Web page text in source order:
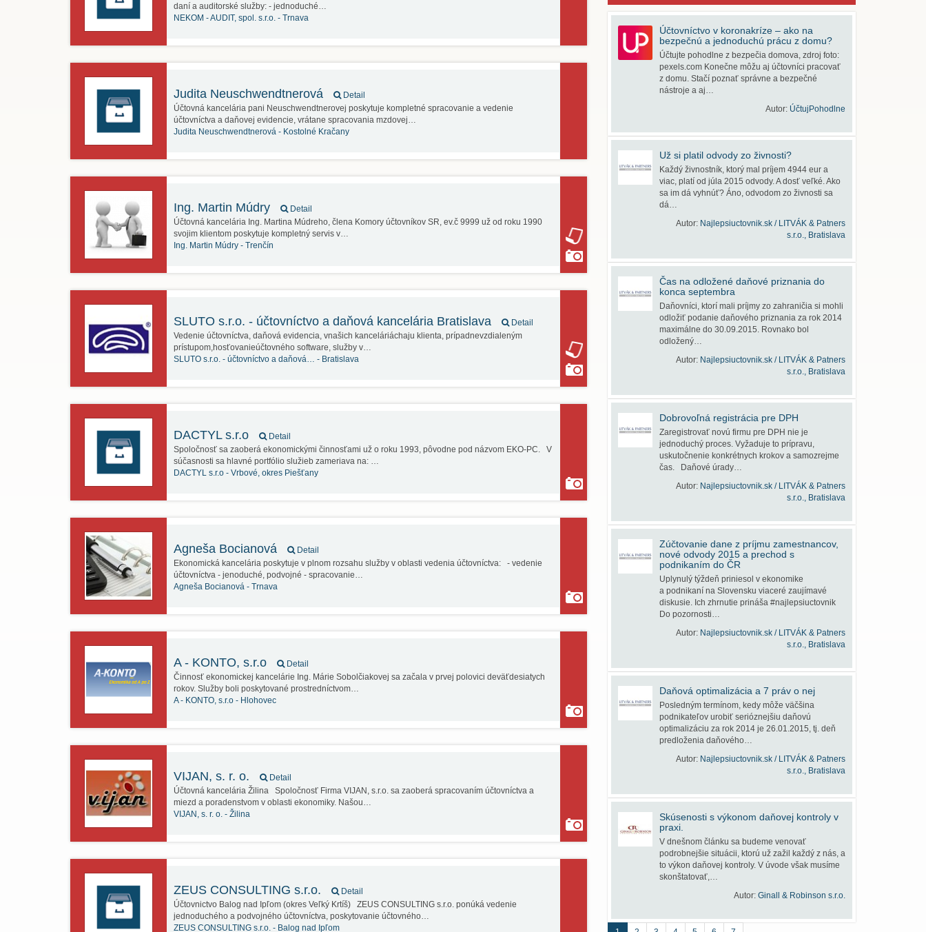
daní a auditorské služby: - jednoduché…
NEKOM - AUDIT, spol. s.r.o. - Trnava
Judita Neuschwendtnerová
Detail
Účtovná kancelária pani Neuschwendtnerovej poskytuje kompletné spracovanie a vedenie
účtovníctva a daňovej evidencie, vrátane spracovania mzdovej…
Judita Neuschwendtnerová - Kostolné Kračany
Ing. Martin Múdry
Detail
Účtovná kancelária Ing. Martina Múdreho, člena Komory účtovníkov SR, ev.č 9999 už od roku 1990
svojim klientom poskytuje kompletný servis v…
Ing. Martin Múdry - Trenčín
SLUTO s.r.o. - účtovníctvo a daňová kancelária Bratislava
Detail
Vedenie účtovníctva, daňová evidencia, vnašich kanceláriáchaju klienta, prípadnevzdialeným
prístupom,hosťovanieúčtovného software, služby v…
SLUTO s.r.o. - účtovníctvo a daňová… - Bratislava
DACTYL s.r.o
Detail
Spoločnosť sa zaoberá ekonomickými činnosťami už o roku 1993, pôvodne pod názvom EKO-PC. V
súčasnosti sa hlavné portfólio služieb zameriava na: …
DACTYL s.r.o - Vrbové, okres Piešťany
Agneša Bocianová
Detail
Ekonomická kancelária poskytuje v plnom rozsahu služby v oblasti vedenia účtovníctva: - vedenie
účtovníctva - jenoduché, podvojné - spracovanie…
Agneša Bocianová - Trnava
A - KONTO, s.r.o
Detail
Činnosť ekonomickej kancelárie Ing. Márie Sobolčiakovej sa začala v prvej polovici deväťdesiatych
rokov. Služby boli poskytované prostredníctvom…
A - KONTO, s.r.o - Hlohovec
VIJAN, s. r. o.
Detail
Účtovná kancelária Žilina Spoločnosť Firma VIJAN, s.r.o. sa zaoberá spracovaním účtovníctva a
miezd a poradenstvom v oblasti ekonomiky. Našou…
VIJAN, s. r. o. - Žilina
ZEUS CONSULTING s.r.o.
Detail
Účtovnictvo Balog nad Ipľom (okres Veľký Krtíš) ZEUS CONSULTING s.r.o. ponúká vedenie
jednoduchého a podvojného účtovníctva, poskytovanie účtovného…
ZEUS CONSULTING s.r.o. - Balog nad Ipľom
Účtovníctvo v koronakríze – ako na
bezpečnú a jednoduchú prácu z domu?
Účtujte pohodlne z bezpečia domova, zdroj foto:
pexels.com Konečne môžu aj účtovníci pracovať
z domu. Stačí poznať správne a bezpečné
nástroje a aj…
Autor: ÚčtujPohodlne
Už si platil odvody zo živnosti?
Každý živnostník, ktorý mal príjem 4944 eur a
viac, platí od júla 2015 odvody. A dosť veľké. Ako
sa im dá vyhnúť? Áno, odvodom zo živnosti sa
dá…
Autor: Najlepsiuctovnik.sk / LITVÁK & Patners
s.r.o., Bratislava
Čas na odložené daňové priznania do
konca septembra
Daňovníci, ktorí mali príjmy zo zahraničia si mohli
odložiť podanie daňového priznania za rok 2014
maximálne do 30.09.2015. Rovnako bol
odložený…
Autor: Najlepsiuctovnik.sk / LITVÁK & Patners
s.r.o., Bratislava
Dobrovoľná registrácia pre DPH
Zaregistrovať novú firmu pre DPH nie je
jednoduchý proces. Vyžaduje to prípravu,
uskutočnenie konkrétnych krokov a samozrejme
čas. Daňové úrady…
Autor: Najlepsiuctovnik.sk / LITVÁK & Patners
s.r.o., Bratislava
Zúčtovanie dane z príjmu zamestnancov,
nové odvody 2015 a prechod s
podnikaním do ČR
Uplynulý týždeň priniesol v ekonomike
a podnikaní na Slovensku viaceré zaujímavé
diskusie. Ich zhrnutie prináša #najlepsiuctovnik
Do pozornosti…
Autor: Najlepsiuctovnik.sk / LITVÁK & Patners
s.r.o., Bratislava
Daňová optimalizácia a 7 práv o nej
Posledným termínom, kedy môže väčšina
podnikateľov urobiť serióznejšiu daňovú
optimalizáciu za rok 2014 je 26.01.2015, tj. deň
predloženia daňového…
Autor: Najlepsiuctovnik.sk / LITVÁK & Patners
s.r.o., Bratislava
Skúsenosti s výkonom daňovej kontroly v
praxi.
V dnešnom článku sa budeme venovať
podrobnejšie situácii, ktorú už zažil každý z nás, a
to výkon daňovej kontroly. V úvode však musíme
skonštatovať,…
Autor: Ginall & Robinson s.r.o.